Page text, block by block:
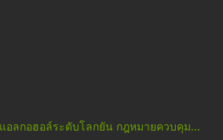
อลกอฮอล์ระดับโลกยัน กฎหมายควบคุม...